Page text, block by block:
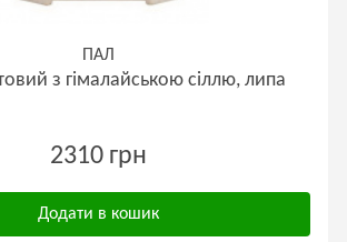
ПАЛ
з гімалайською сіллю, липа
2310 грн
Додати в кошик